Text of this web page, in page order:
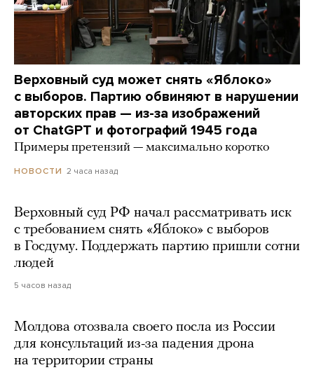
Верховный суд может снять «Яблоко»
с выборов. Партию обвиняют в нарушении
авторских прав — из-за изображений
от ChatGPT и фотографий 1945 года
Примеры претензий — максимально коротко
НОВОСТИ 2 часа назад
Верховный суд РФ начал рассматривать иск
с требованием снять «Яблоко» с выборов
в Госдуму. Поддержать партию пришли сотни
людей
5 часов назад
Молдова отозвала своего посла из России
для консультаций из-за падения дрона
на территории страны